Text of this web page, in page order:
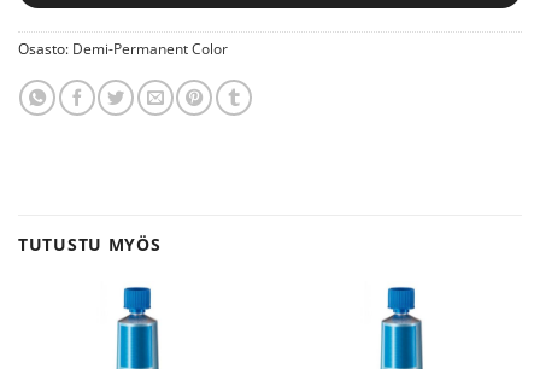
Osasto: Demi-Permanent Color
TUTUSTU MYÖS